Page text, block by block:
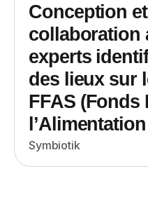
Conception
collaboration
experts
des lieux sur
FFAS
Symbiotik